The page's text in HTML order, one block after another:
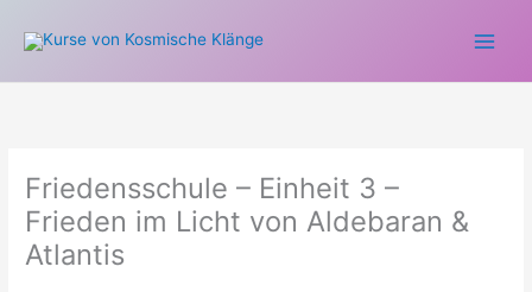
Inhalt
Friedensschule – Einheit 3 –
Frieden im Licht von Aldebaran &
Atlantis